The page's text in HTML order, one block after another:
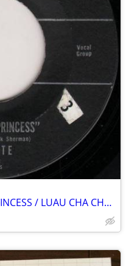
1960 ANNETTE "PINEAPPLE PRINCESS / LUAU CHA CHA CHA" 45 rpm RECORD